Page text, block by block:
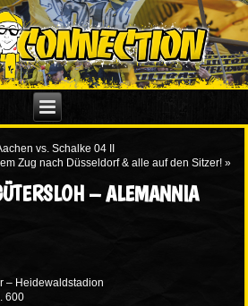
vs. Schalke 04 II
Zug nach Düsseldorf & alle auf den Sitzer!»
– ALEMANNIA
– Heidewaldstadion
600